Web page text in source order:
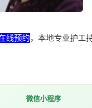
线预约，本地专业护工
微信小程序